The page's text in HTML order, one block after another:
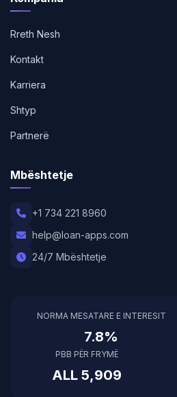
Rreth Nesh
Kontakt
Karriera
Shtyp
Partnerë
Mbështetje
+1 734 221 8960
help@loan-apps.com
24/7 Mbështetje
NORMA MESATARE E INTERESIT
7.8%
PBB PËR FRYMË
ALL 5,909